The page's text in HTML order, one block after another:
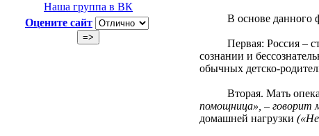
Наша группа в ВК
Оцените сайт
В основе данного
Первая: Россия –
сознании и
обычных детско-
Вторая. Мать опекает
помощница», – говорит
домашней нагрузки